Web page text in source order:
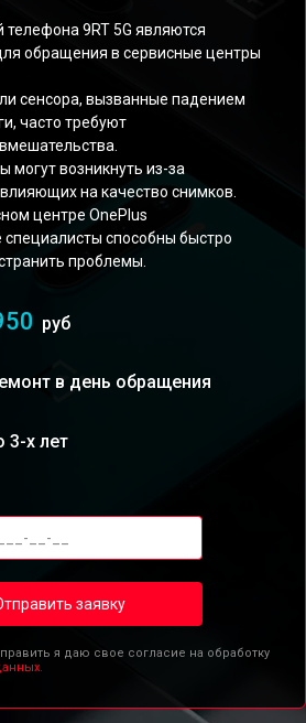
телефона 9RT 5G являются
обращения в сервисные центры
сенсора, вызванные падением
часто требуют
могут возникнуть из-за
на качество снимков.
центре OnePlus
способны быстро
проблемы.
руб
в день обращения
3-х лет
заявку
я даю свое согласие на обработку